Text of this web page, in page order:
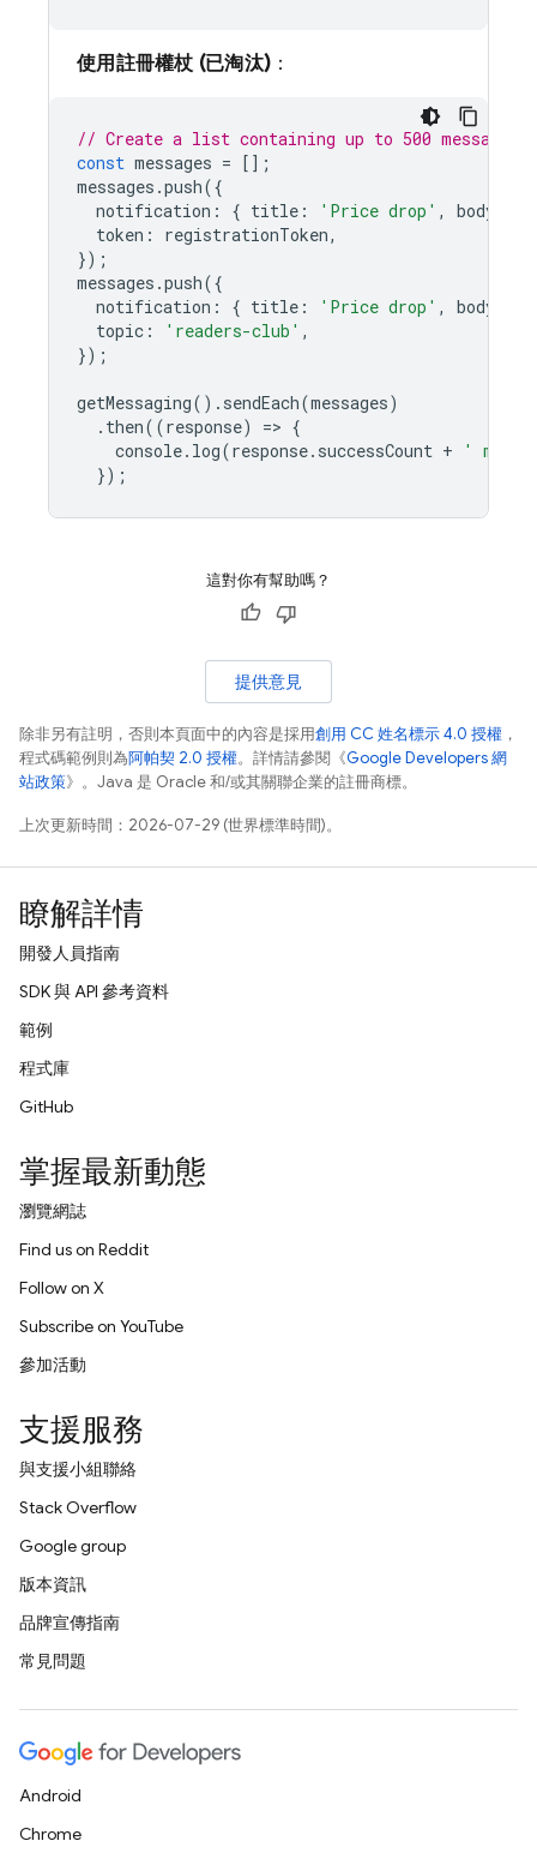
使用註冊權杖 (已淘汰) ：
// Create a list containing up to 500 messages.
const messages = [];
messages .push({
notification : { title : 'Price drop' , body
token : registrationToken,
});
messages .push({
notification : { title : 'Price drop' , body
topic : 'readers-club' ,
});
getMessaging(). sendEach(messages)
. then((response) => {
console. log(response. successCount +
'
});
這對你有幫助嗎？
提供意見
除非另有註明，否則本頁面中的內容是採用創用 CC 姓名標示 4.0 授權 ，
程式碼範例則為阿帕契 2.0 授權。詳情請參閱《Google Developers 網
站政策》。Java 是 Oracle 和/或其關聯企業的註冊商標。
上次更新時間：2026-07-29 (世界標準時間)。
瞭解詳情
開發人員指南
SDK 與 API 參考資料
範例
程式庫
GitHub
掌握最新動態
瀏覽網誌
Find us on Reddit
Follow on X
Subscribe on YouTube
參加活動
支援服務
與支援小組聯絡
Stack Overflow
Google group
版本資訊
品牌宣傳指南
常見問題
Android
Chrome